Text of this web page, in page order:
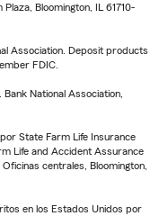
Bloomington, IL 61710-
Association. Deposit products
FDIC.
National Association,
State Farm Life Insurance
Life and Accident Assurance
centrales, Bloomington,
en los Estados Unidos por